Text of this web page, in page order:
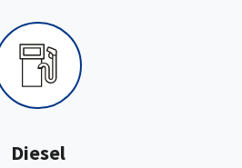
Diesel